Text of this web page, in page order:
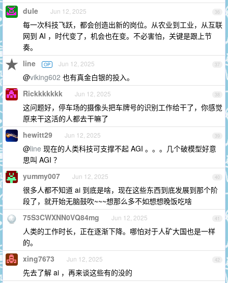
36
dule Jun 12, 2025
每一次科技飞跃，都会创造出新的岗位。从农业到工业，从互联
网到 AI ，时代变了，机会也在变。不必害怕，关键是跟上节
奏。
37
line OP Jun 12, 2025
@viking602 也有真金白银的投入。
38
Rickkkkkkk Jun 12, 2025
这问题好，停车场的摄像头把车牌号的识别工作给干了，你感觉
原来干这活的人都去干嘛了
39
hewitt29 Jun 12, 2025
@line 现在的人类科技可支撑不起 AGI 。。。几个破模型好意
思叫 AGI ？
40
yummy007 Jun 12, 2025
很多人都不知道 ai 到底是啥，现在这些东西到底发展到那个阶
段了，就开始无脑鼓吹~~~想那么多不如想想晚饭吃啥
41
75S3CWXNN0VQ84mg Jun 12, 2025
人类的工作时长，正在逐渐下降。哪怕对于人矿大国也是一样
的。
42
xing7673 Jun 12, 2025
先去了解 ai ，再来谈这些有的没的